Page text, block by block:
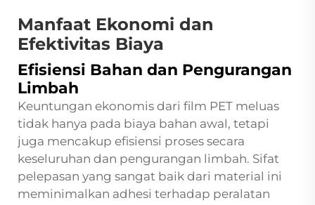
Manfaat Ekonomi dan
Efektivitas Biaya
Efisiensi Bahan dan Pengurangan
Limbah
Keuntungan ekonomis dari film PET meluas
tidak hanya pada biaya bahan awal, tetapi
juga mencakup efisiensi proses secara
keseluruhan dan pengurangan limbah. Sifat
pelepasan yang sangat baik dari material ini
meminimalkan adhesi terhadap peralatan